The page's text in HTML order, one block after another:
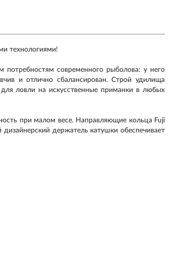
технологиями!
потребностям современного рыболова: у него
и отлично сбалансирован. Строй удилища
ловли на искусственные приманки в любых
при малом весе. Направляющие кольца Fuji
держатель катушки обеспечивает